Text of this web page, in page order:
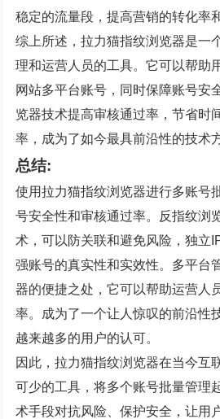
稳定的流量段，提高营销的转化率
综上所述，拉力猫指纹浏览器是一
理和运营人员的工具。它可以帮助
网站多平台账号，同时保障账号安
览器技术提高审核通过率，节省时
率，成为了如今最具前沿性的技术
总结:
使用拉力猫指纹浏览器进行多账号
号安全性和审核通过率。反指纹浏
术，可以防关联和避免风险，独立
强账号的真实性和实效性。多平台
器的便捷之处，它可以帮助运营人
率。成为了一个让人惊叹的前沿性
越来越多的用户的认可。
因此，拉力猫指纹浏览器在当今互
可少的工具，将多个账号批量管理
术手段对抗风险、保护安全，让用